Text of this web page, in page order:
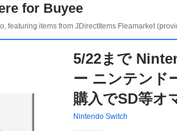
for Buyee
featuring items from JDirectItems Fleamarket
5/22まで
ー ニンテンド
購入でSD等オ
Nintendo Switch